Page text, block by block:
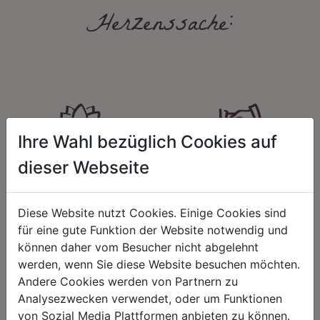
Herzenssache:
schenken natürliche, stilvolle
Momente für harmonische Stunden
zu Hause – den Ort, an dem
Menschen sich geborgen fühlen und
positive Energie schöpfen.
fair – im Hinblick auf unsere
Kalkulation, angemessene
Entlohnung und unsere
nachhaltigen, gewachsenen
Geschäftsbeziehungen.
Ihre Wahl bezüglich Cookies auf
dieser Webseite
Diese Website nutzt Cookies. Einige Cookies sind
für eine gute Funktion der Website notwendig und
können daher vom Besucher nicht abgelehnt
werden, wenn Sie diese Website besuchen möchten.
Andere Cookies werden von Partnern zu
Analysezwecken verwendet, oder um Funktionen
von Sozial Media Plattformen anbieten zu können.